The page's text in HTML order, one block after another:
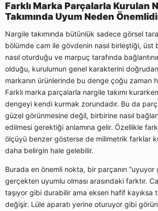
Farklı Marka Parçalarla Kurulan
Takımında Uyum Neden
Nargile takımında bütünlük sadece görsel
bölümde cam ile gövdenin nasıl birleştiği, üst
nasıl oturduğu ve marpuç tarafında
olduğu, kurulumun genel karakterini doğrudan
markanın ürünlerinde bu denge çoğu zaman
Farklı marka parçalarla nargile takımı
dengeyi kendi kurmak zorundadır. Bu da
güzel görünmesine değil, birbirine nasıl
edilmesi gerektiği anlamına gelir. Özellikle
ölçüyü benzer gösterse de milimetrik farklar
daha belirgin hale gelebilir.
Burada en önemli nokta, bir parçanın “uyuyor
gerçekten uyumlu olması arasındaki farktır.
taşıyor gibi durabilir ama eksen hafif kayıksa
değişir. Lüle aparatı yerine oturuyor gibi